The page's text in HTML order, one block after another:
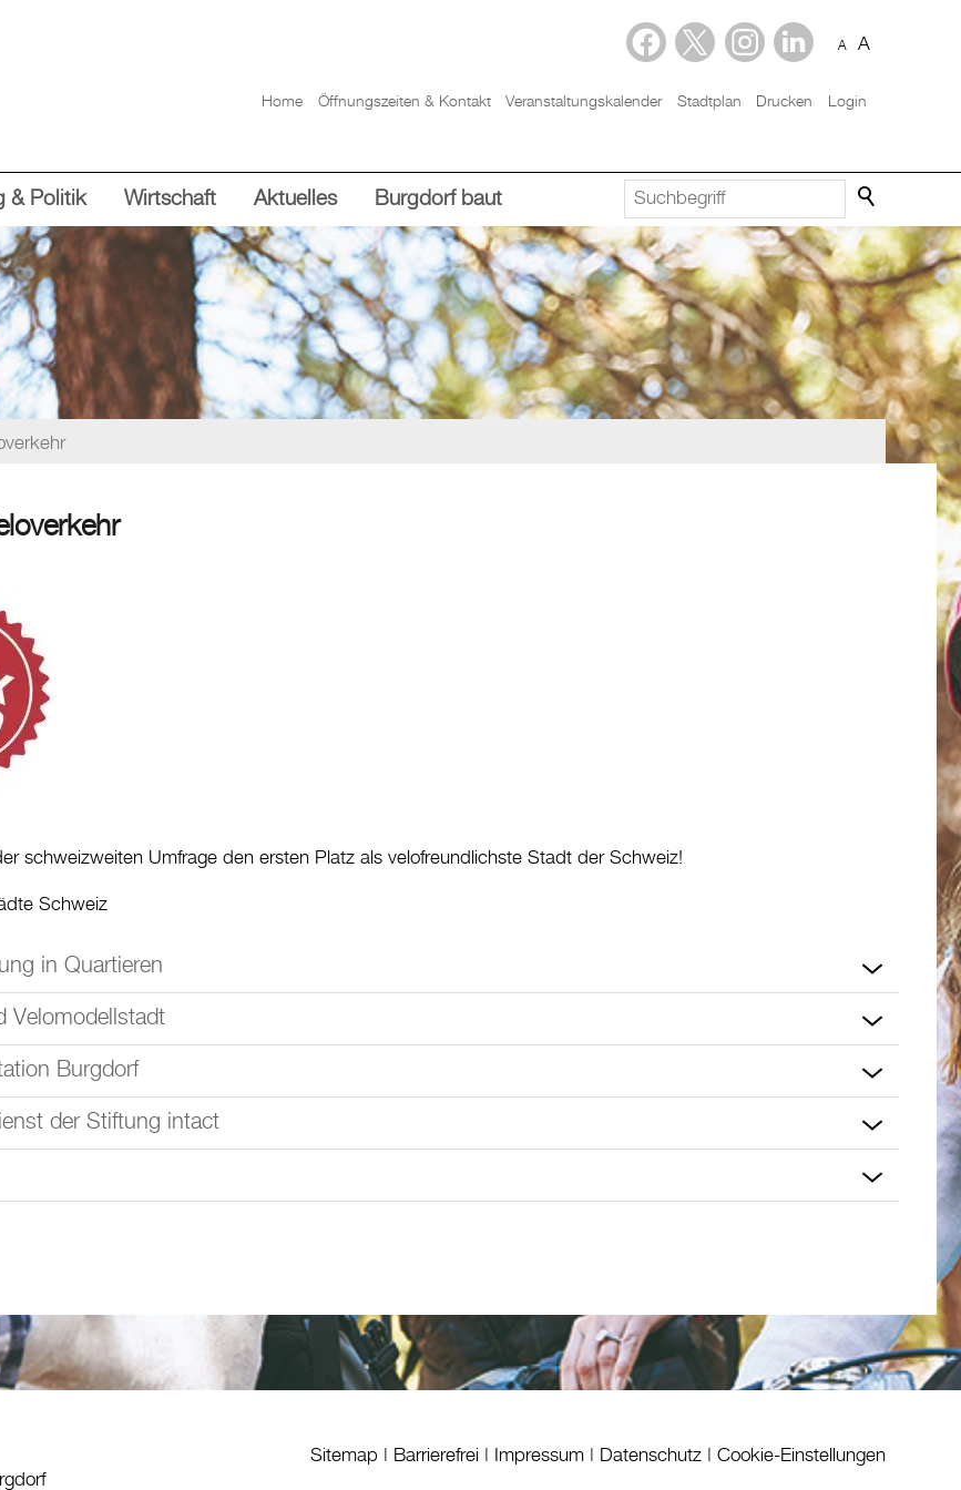
A A
Home Öffnungszeiten & Kontakt Veranstaltungskalender Stadtplan Drucken Login
& Politik Wirtschaft Aktuelles Burgdorf baut
schweizweiten Umfrage den ersten Platz als velofreundlichste Stadt der Schweiz!
Schweiz
in Quartieren
Velomodellstadt
Burgdorf
der Stiftung intact
Sitemap Barrierefrei Impressum Datenschutz Cookie-Einstellungen